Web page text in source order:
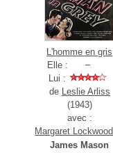
L'homme en gris
Elle :
Lui :
de Leslie Arliss
(1943)
avec :
Margaret Lockwood
James Mason